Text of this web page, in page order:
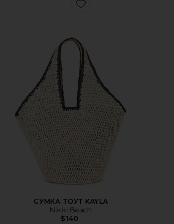
Favorite СУМКА ТОУТ KAYLA
СУМКА ТОУТ KAYLA
Nikki Beach
$140